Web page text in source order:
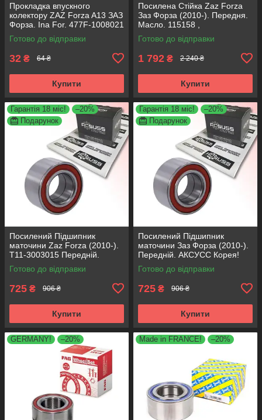
Прокладка впускного
колектору ZAZ Forza A13 ЗАЗ
Форза. Ina For. 477F-1008021
Готово до відправки
32 ₴ 64 ₴
Купити
Посилена Стійка Zaz Forza
Заз Форза (2010-). Передня.
Масло. 115158 ,
A112905010BA KOREA
Аксусс!
Готово до відправки
1 792 ₴ 2 240 ₴
Купити
Гарантія 18 міс!
–20%
Подарунок
Посилений Підшипник
маточини Zaz Forza (2010-).
T11-3003015 Передній.
АКСУСС Корея! VKBA1948 ,
R170.32 , 713615090
Готово до відправки
725 ₴ 906 ₴
Купити
Гарантія 18 міс!
–20%
Подарунок
Посилений Підшипник
маточини Заз Форза (2010-).
Передній. АКСУСС Корея!
VKBA1948 , R170.32 ,
713615090
Готово до відправки
725 ₴ 906 ₴
Купити
GERMANY! –20% Made in FRANCE! –20%